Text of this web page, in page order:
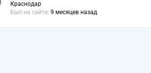
Краснодар
Был на сайте: 9 месяцев назад